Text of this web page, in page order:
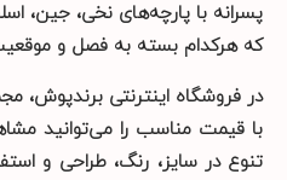
پسرانه با پارچه‌های نخی، جین،
که هرکدام بسته به فصل و
در فروشگاه اینترنتی برندپوش،
با قیمت مناسب را می‌توانید
تنوع در سایز، رنگ، طراحی و